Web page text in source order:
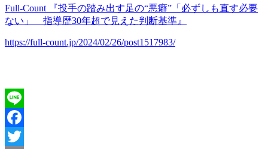
Full-Count 『投手の踏み出す足の“悪癖”「必ずしも直す必要
ない」 指導歴30年超で見えた判断基準』
https://full-count.jp/2024/02/26/post1517983/
Line
Facebook